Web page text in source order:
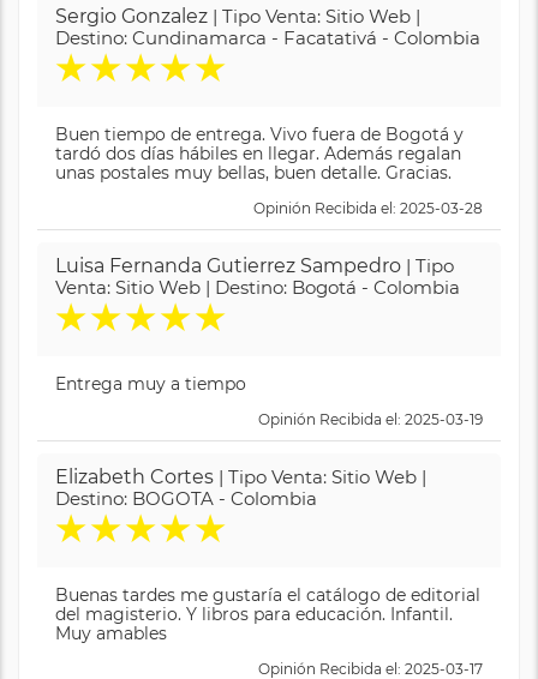
Sergio Gonzalez | Tipo Venta: Sitio Web |
Destino: Cundinamarca - Facatativá - Colombia
★★★★★
Buen tiempo de entrega. Vivo fuera de Bogotá y
tardó dos días hábiles en llegar. Además regalan
unas postales muy bellas, buen detalle. Gracias.
Opinión Recibida el: 2025-03-28
Luisa Fernanda Gutierrez Sampedro | Tipo
Venta: Sitio Web | Destino: Bogotá - Colombia
★★★★★
Entrega muy a tiempo
Opinión Recibida el: 2025-03-19
Elizabeth Cortes | Tipo Venta: Sitio Web |
Destino: BOGOTA - Colombia
★★★★★
Buenas tardes me gustaría el catálogo de editorial
del magisterio. Y libros para educación. Infantil.
Muy amables
Opinión Recibida el: 2025-03-17